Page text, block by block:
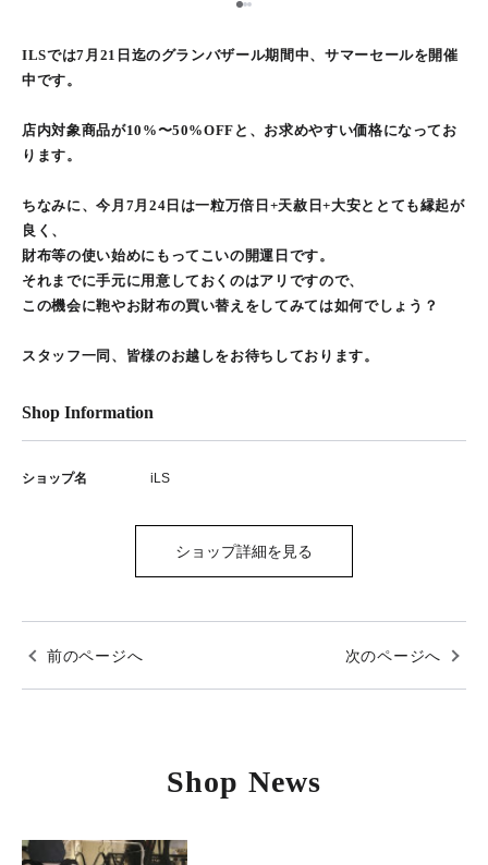
12
ILSでは7月21日迄のグランバザール期間中、サマーセールを開催
中です。
店内対象商品が10%〜50%OFFと、お求めやすい価格になってお
ります。
ちなみに、今月7月24日は一粒万倍日+天赦日+大安ととても縁起が
良く、
財布等の使い始めにもってこいの開運日です。
それまでに手元に用意しておくのはアリですので、
この機会に鞄やお財布の買い替えをしてみては如何でしょう？
スタッフ一同、皆様のお越しをお待ちしております。
Shop Information
ショップ名 iLS
ショップ詳細を見る
前のページへ 次のページへ
Shop News